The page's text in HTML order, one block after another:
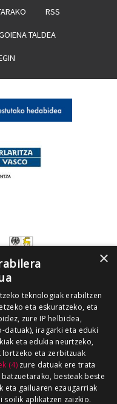
RSS
TALDEA
×
teknologiak erabiltzen
eta eskuratzeko, eta
zure IP helbidea,
iragarki eta eduki
eta edukia neurtzeko,
lortzeko eta zerbitzuak
(4)zure datuak ere trata
besteak beste
eta gailuaren ezaugarriak
soilik aplikatzen zaizkio.